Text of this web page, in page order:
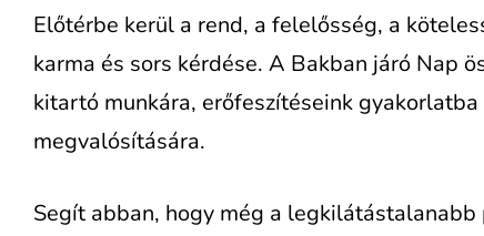
Előtérbe kerül a rend, a felelősség, a
karma és sors kérdése. A Bakban járó Nap
kitartó munkára, erőfeszítéseink
megvalósítására.
Segít abban, hogy még a